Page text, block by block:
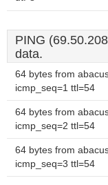
PING
data.
64 bytes from
icmp_seq=1 ttl=54
64 bytes from
icmp_seq=2 ttl=54
64 bytes from
icmp_seq=3 ttl=54